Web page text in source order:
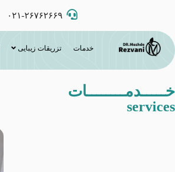
۰۲۱-۲۶۷۶۲۶۶۹
خدمات تزریقات زیبایی
خـــــدمــــــــات
services